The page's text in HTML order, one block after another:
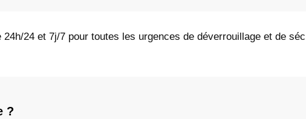
24 et 7j/7 pour toutes les urgences de déverrouillage et de
?